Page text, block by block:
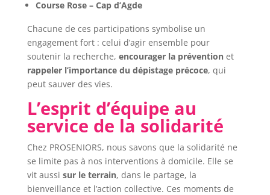
Course Rose – Cap d’Agde
Chacune de ces participations symbolise un
engagement fort : celui d’agir ensemble pour
soutenir la recherche, encourager la préventionet
rappeler l’importance du dépistage précoce, qui
peut sauver des vies.
L’esprit d’équipe au
service de la solidarité
Chez PROSENIORS, nous savons que la solidarité ne
se limite pas à nos interventions à domicile. Elle se
vit aussi sur le terrain, dans le partage, la
bienveillance et l’action collective. Ces moments de